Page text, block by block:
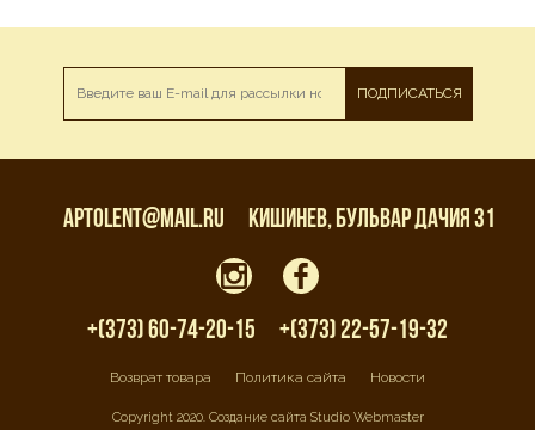
ПОДПИСАТЬСЯ
aptolent@mail.ru Кишинев, бульвар Дачия 31
+(373) 60-74-20-15 +(373) 22-57-19-32
Возврат товара Политика сайта Новости
Copyright 2020. Создание сайта Studio Webmaster